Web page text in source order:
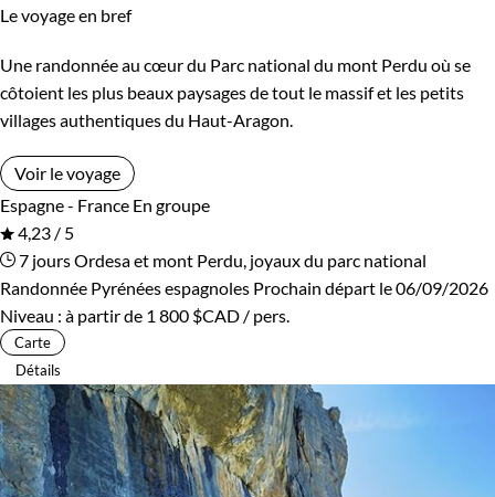
Le voyage en bref
Une randonnée au cœur du Parc national du mont Perdu où se
côtoient les plus beaux paysages de tout le massif et les petits
villages authentiques du Haut-Aragon.
Voir le voyage
Espagne - France En groupe
4,23 / 5
7 joursOrdesa et mont Perdu, joyaux du parc national
Randonnée Pyrénées espagnoles Prochain départ le 06/09/2026
Niveau : à partir de 1 800 $CAD / pers.
Carte
Détails